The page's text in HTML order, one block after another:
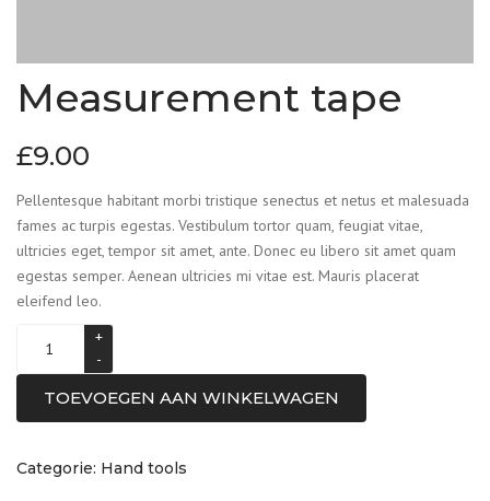
Measurement tape
£9.00
Pellentesque habitant morbi tristique senectus et netus et malesuada
fames ac turpis egestas. Vestibulum tortor quam, feugiat vitae,
ultricies eget, tempor sit amet, ante. Donec eu libero sit amet quam
egestas semper. Aenean ultricies mi vitae est. Mauris placerat
eleifend leo.
TOEVOEGEN AAN WINKELWAGEN
Categorie: Hand tools